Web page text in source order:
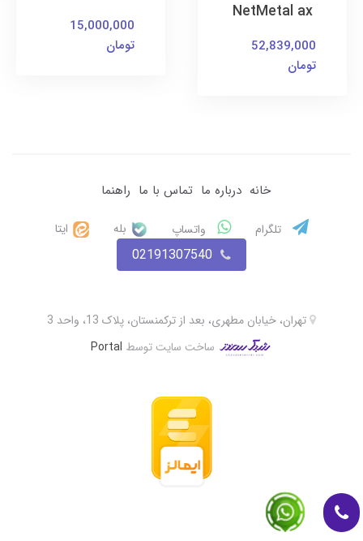
NetMetal ax
52,839,000
تومان
15,000,000
تومان
خانه درباره ما تماس با ما راهنما
تلگرام واتساپ بله ایتا
02191307540
ساخت سایت توسط Portal
تهران، خیابان مطهری، بعد از ترکمنستان، پلاک 13، واحد 3